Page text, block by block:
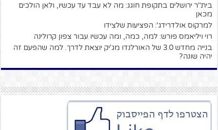
בית"ר ירושלים בתקופת חוגג: מה לא עבד עד עכשיו, ולאן הולכים
מכאן
למרקוס אולדרידג': הפציעות שלצידו
רוי ויליאמס פורש: למה, כמה, ומה עכשיו עבור צפון קרולינה
בנייה מחדש 3.0 של האורלנדו מג'יק יוצאת לדרך. למה שהפעם זה
יהיה שונה?